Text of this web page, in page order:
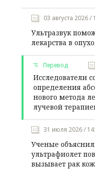
03 августа 2026 /
Ультразвук
лекарства в
Перевод
Исследователи
определения
нового метода
лучевой
31 июля 2026 /
Ученые
ультрафиолет
вызывает рак